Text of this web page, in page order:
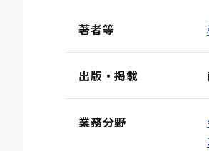
著者等
出版・掲載
業務分野